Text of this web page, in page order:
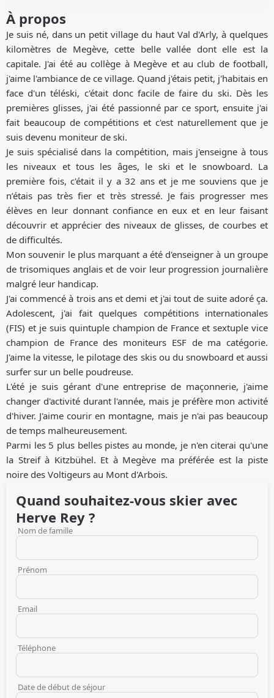
À propos
Je suis né, dans un petit village du haut Val d'Arly, à quelques
kilomètres de Megève, cette belle vallée dont elle est la
capitale. J'ai été au collège à Megève et au club de football,
j'aime l'ambiance de ce village. Quand j'étais petit, j'habitais en
face d'un téléski, c'était donc facile de faire du ski. Dès les
premières glisses, j'ai été passionné par ce sport, ensuite j'ai
fait beaucoup de compétitions et c'est naturellement que je
suis devenu moniteur de ski.
Je suis spécialisé dans la compétition, mais j'enseigne à tous
les niveaux et tous les âges, le ski et le snowboard. La
première fois, c'était il y a 32 ans et je me souviens que je
n’étais pas très fier et très stressé. Je fais progresser mes
élèves en leur donnant confiance en eux et en leur faisant
découvrir et apprécier des niveaux de glisses, de courbes et
de difficultés.
Mon souvenir le plus marquant a été d'enseigner à un groupe
de trisomiques anglais et de voir leur progression journalière
malgré leur handicap.
J'ai commencé à trois ans et demi et j'ai tout de suite adoré ça.
Adolescent, j'ai fait quelques compétitions internationales
(FIS) et je suis quintuple champion de France et sextuple vice
champion de France des moniteurs ESF de ma catégorie.
J'aime la vitesse, le pilotage des skis ou du snowboard et aussi
surfer sur un belle poudreuse.
L'été je suis gérant d'une entreprise de maçonnerie, j'aime
changer d'activité durant l'année, mais je préfère mon activité
d'hiver. J'aime courir en montagne, mais je n'ai pas beaucoup
de temps malheureusement.
Parmi les 5 plus belles pistes au monde, je n'en citerai qu'une
la Streif à Kitzbühel. Et à Megève ma préférée est la piste
noire des Voltigeurs au Mont d'Arbois.
Quand souhaitez-vous skier avec
Herve Rey ?
Nom de famille
Prénom
Email
Téléphone
Date de début de séjour